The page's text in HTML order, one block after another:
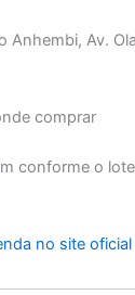
Anhembi, Av.
comprar
conforme o
no site oficial